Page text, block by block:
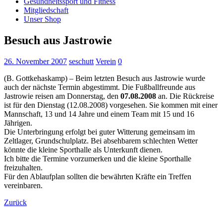
Mitgliedschaft
Unser Shop
Besuch aus Jastrowie
26. November 2007 seschutt Verein 0
(B. Gottkehaskamp) – Beim letzten Besuch aus Jastrowie wurde
auch der nächste Termin abgestimmt. Die Fußballfreunde aus
Jastrowie reisen am Donnerstag, den 07.08.2008 an. Die Rückreise
ist für den Dienstag (12.08.2008) vorgesehen. Sie kommen mit einer
Mannschaft, 13 und 14 Jahre und einem Team mit 15 und 16
Jährigen.
Die Unterbringung erfolgt bei guter Witterung gemeinsam im
Zeltlager, Grundschulplatz. Bei absehbarem schlechten Wetter
könnte die kleine Sporthalle als Unterkunft dienen.
Ich bitte die Termine vorzumerken und die kleine Sporthalle
freizuhalten.
Für den Ablaufplan sollten die bewährten Kräfte ein Treffen
vereinbaren.
Zurück